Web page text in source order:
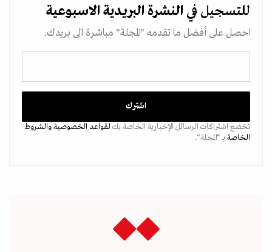
للتسجيل في النشرة البريدية الاسبوعية
احصل على أفضل ما تقدمه "المجلة" مباشرة الى بريدك.
تخضع اشتراكات الرسائل الإخبارية الخاصة بكلقواعد الخصوصيةوالشروط
الخاصة بـ “المجلة".